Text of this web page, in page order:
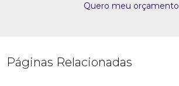
Quero meu orçamento
Páginas Relacionadas